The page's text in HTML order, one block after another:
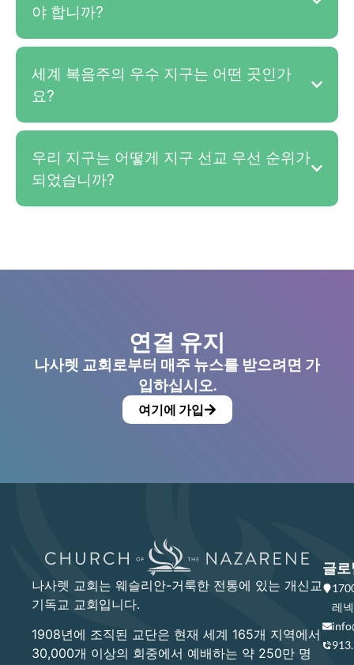
야 합니까?
세계 복음주의 우수 지구는 어떤 곳인가
요?
우리 지구는 어떻게 지구 선교 우선 순위가
되었습니까?
연결 유지
나사렛 교회로부터 매주 뉴스를 받으려면 가
입하십시오.
여기에 가입
나사렛 교회는 웨슬리안-거룩한 전통에 있는 개신교
기독교 교회입니다.
1908년에 조직된 교단은 현재 세계 165개 지역에서
30,000개 이상의 회중에서 예배하는 약 250만 명
글로
레